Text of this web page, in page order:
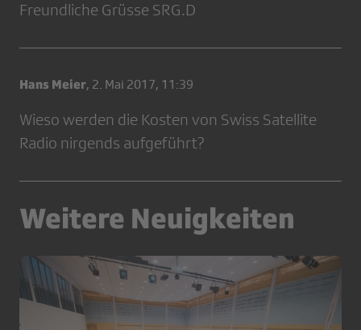
Freundliche Grüsse SRG.D
Hans Meier, 2. Mai 2017, 11:39
Wieso werden die Kosten von Swiss Satellite
Radio nirgends aufgeführt?
Weitere Neuigkeiten